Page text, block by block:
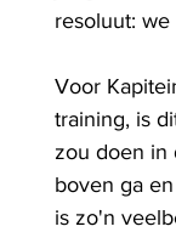
resoluut:
Voor
training, is
zou doen in
boven ga
is zo'n